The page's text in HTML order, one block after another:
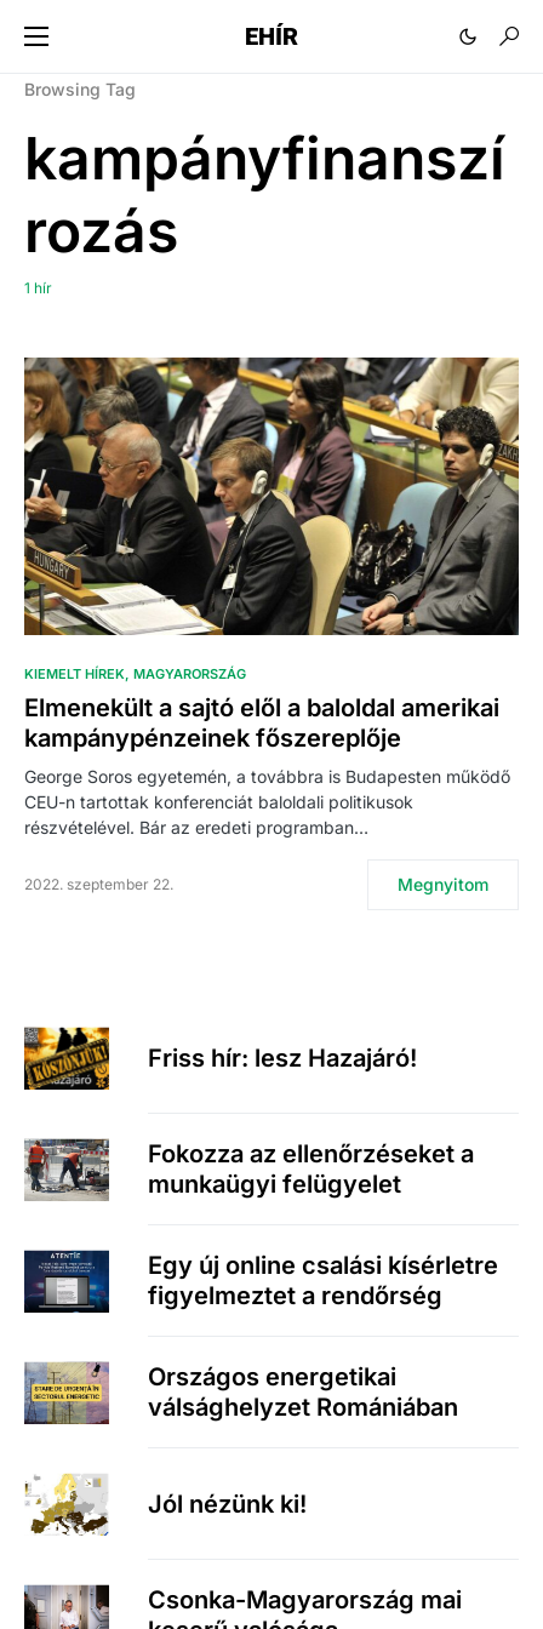
EHÍR
Browsing Tag
kampányfinanszí
rozás
1 hír
KIEMELT HÍREK MAGYARORSZÁG
Elmenekült a sajtó elől a baloldal amerikai
kampánypénzeinek főszereplője
George Soros egyetemén, a továbbra is Budapesten működő
CEU-n tartottak konferenciát baloldali politikusok
részvételével. Bár az eredeti programban…
2022. szeptember 22. Megnyitom
Friss hír: lesz Hazajáró!
Fokozza az ellenőrzéseket a
munkaügyi felügyelet
Egy új online csalási kísérletre
figyelmeztet a rendőrség
Országos energetikai
válsághelyzet Romániában
Jól nézünk ki!
Csonka-Magyarország mai